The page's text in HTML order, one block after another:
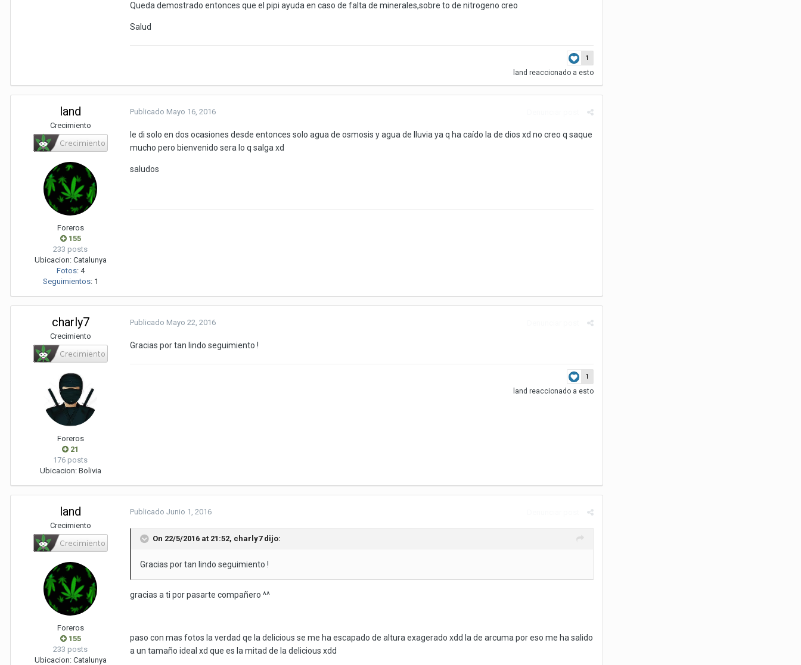
Queda demostrado entonces que el pipi ayuda en caso de falta de minerales,sobre to de nitrogeno creo
Salud
1
land reaccionado a esto
land
Crecimiento
Foreros
155
233 posts
Ubicacion: Catalunya
Fotos: 4
Seguimientos: 1
Publicado Mayo 16, 2016
le di solo en dos ocasiones desde entonces solo agua de osmosis y agua de lluvia ya q ha caído la de dios xd no creo q saque
mucho pero bienvenido sera lo q salga xd
saludos
charly7
Crecimiento
Foreros
21
176 posts
Ubicacion: Bolivia
Publicado Mayo 22, 2016
Gracias por tan lindo seguimiento !
1
land reaccionado a esto
land
Crecimiento
Foreros
155
233 posts
Ubicacion: Catalunya
Publicado Junio 1, 2016
On 22/5/2016 at 21:52, charly7dijo:
Gracias por tan lindo seguimiento !
gracias a ti por pasarte compañero ^^
paso con mas fotos la verdad qe la delicious se me ha escapado de altura exagerado xdd la de arcuma por eso me ha salido
a un tamaño ideal xd que es la mitad de la delicious xdd